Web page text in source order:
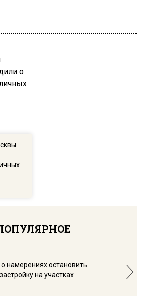
намерениях остановить
на участках